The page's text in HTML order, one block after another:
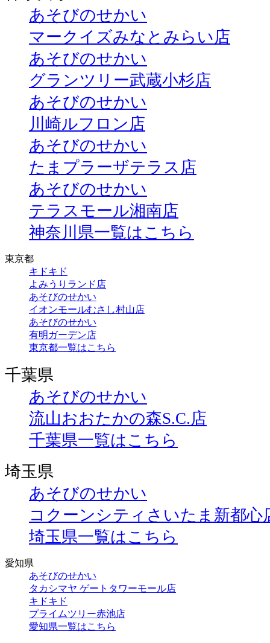
あそびのせかい
マークイズみなとみらい店
あそびのせかい
グランツリー武蔵小杉店
あそびのせかい
川崎ルフロン店
あそびのせかい
たまプラーザテラス店
あそびのせかい
テラスモール湘南店
神奈川県一覧はこちら
東京都
キドキド
よみうりランド店
あそびのせかい
イオンモールむさし村山店
あそびのせかい
有明ガーデン店
東京都一覧はこちら
千葉県
あそびのせかい
流山おおたかの森S.C.店
千葉県一覧はこちら
埼玉県
あそびのせかい
コクーンシティさいたま新都心
埼玉県一覧はこちら
愛知県
あそびのせかい
タカシマヤ ゲートタワーモール店
キドキド
プライムツリー赤池店
愛知県一覧はこちら